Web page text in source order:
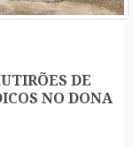
DE
NO DONA